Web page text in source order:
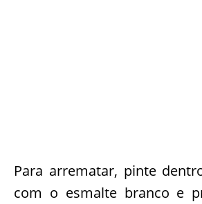
Para arrematar, pinte
com o esmalte branco e